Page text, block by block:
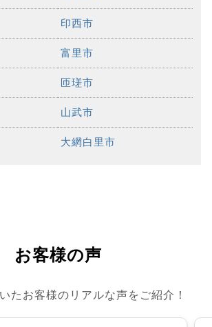
印西市
富里市
匝瑳市
山武市
大網白里市
お客様の声
たお客様のリアルな声をご紹介！